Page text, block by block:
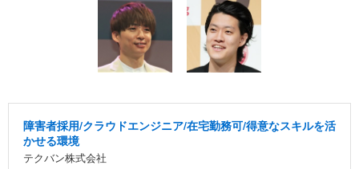
障害者採用/クラウドエンジニア/在宅勤務可/得意なスキルを活
かせる環境
テクバン株式会社